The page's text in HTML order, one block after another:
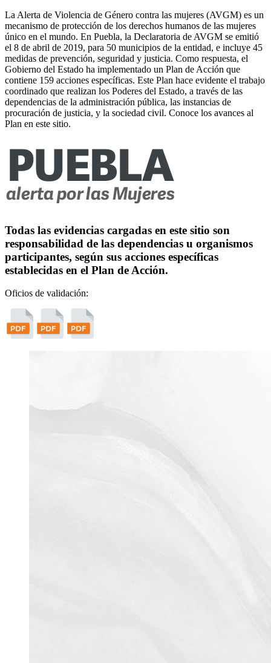
La Alerta de Violencia de Género contra las mujeres (AVGM) es un
mecanismo de protección de los derechos humanos de las mujeres
único en el mundo. En Puebla, la Declaratoria de AVGM se emitió
el 8 de abril de 2019, para 50 municipios de la entidad, e incluye 45
medidas de prevención, seguridad y justicia. Como respuesta, el
Gobierno del Estado ha implementado un Plan de Acción que
contiene 159 acciones específicas. Este Plan hace evidente el trabajo
coordinado que realizan los Poderes del Estado, a través de las
dependencias de la administración pública, las instancias de
procuración de justicia, y la sociedad civil. Conoce los avances al
Plan en este sitio.
Todas las evidencias cargadas en este sitio son
responsabilidad de las dependencias u organismos
participantes, según sus acciones específicas
establecidas en el Plan de Acción.
Oficios de validación: